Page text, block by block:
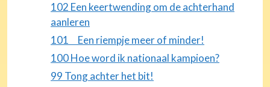
102 Een keertwending om de achterhand
aanleren
101 Een riempje meer of minder!
100 Hoe word ik nationaal kampioen?
99 Tong achter het bit!